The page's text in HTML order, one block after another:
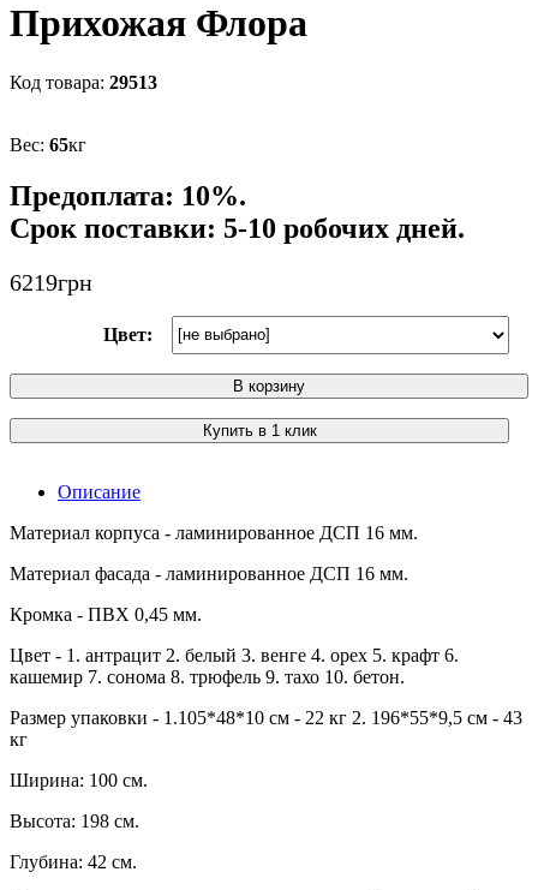
Прихожая Флора
29513
65кг
Предоплата: 10%.
Срок поставки: 5-10 робочих дней.
6219грн
Цвет:
В корзину
Купить в 1 клик
Описание
Материал корпуса - ламинированное ДСП 16 мм.
Материал фасада - ламинированное ДСП 16 мм.
Кромка - ПВХ 0,45 мм.
Цвет - 1. антрацит 2. белый 3. венге 4. орех 5. крафт 6.
кашемир 7. сонома 8. трюфель 9. тахо 10. бетон.
Размер упаковки - 1.105*48*10 см - 22 кг 2. 196*55*9,5 см - 43
кг
Ширина: 100 см.
Высота: 198 см.
Глубина: 42 см.